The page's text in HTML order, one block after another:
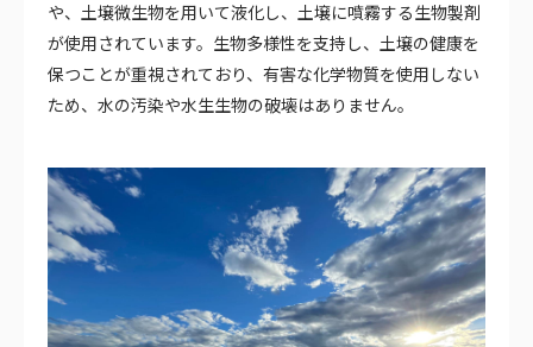
や、土壌微生物を用いて液化し、土壌に噴霧する生物製剤
が使用されています。生物多様性を支持し、土壌の健康を
保つことが重視されており、有害な化学物質を使用しない
ため、水の汚染や水生生物の破壊はありません。